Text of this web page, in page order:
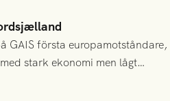
GAIS första europamotståndare,
stark ekonomi men lågt
styrka och individuell